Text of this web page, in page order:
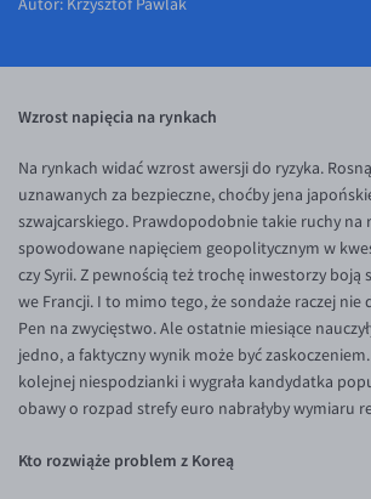
NOK/PLN
AUD/PLN
BGN/PLN
CAD/PLN
CNY/PLN
HKD/PLN
HUF/PLN
ILS/PLN
JPY/PLN
Walutomat Business
Metody płatności
Bezpieczeństwo
Pomoc
Pomoc
FAQ
Konto i opłaty
Wymiana walut
Banki i przelewy
Przelewy zagraniczne
Aktualności
KONTAKT
Kontakt
Dla mediów
PL
Autor: Krzysztof Pawlak
Wzrost napięcia na rynkach
Na rynkach widać wzrost awersji do ryzyka.
uznawanych za bezpieczne, choćby jena
szwajcarskiego. Prawdopodobnie takie ruchy na
spowodowane napięciem geopolitycznym w
czy Syrii. Z pewnością też trochę inwestorzy
we Francji. I to mimo tego, że sondaże raczej nie
Pen na zwycięstwo. Ale ostatnie miesiące
jedno, a faktyczny wynik może być
kolejnej niespodzianki i wygrała kandydatka
obawy o rozpad strefy euro nabrałyby wymiaru
Kto rozwiąże problem z Koreą